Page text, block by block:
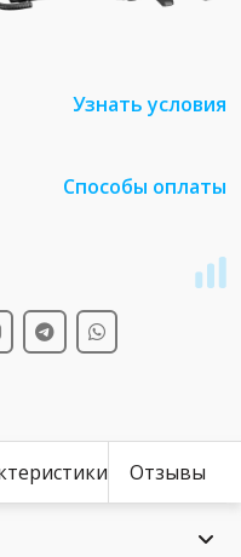
Узнать условия
Способы оплаты
Отзывы